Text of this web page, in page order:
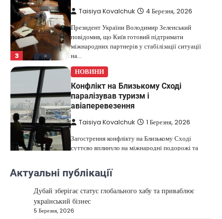
3
Taisiya Kovalchuk 4 Березня, 2026
Президент України Володимир Зеленський
повідомив, що Київ готовий підтримати
міжнародних партнерів у стабілізації ситуації
на…
НОВИНИ
Конфлікт на Близькому Сході
паралізував туризм і
авіаперевезення
Taisiya Kovalchuk 1 Березня, 2026
Загострення конфлікту на Близькому Сході
суттєво вплинуло на міжнародні подорожі та
НОВИНИ
США не відкидають можливість
удару по Ірану у разі провалу
переговорів
Актуальні публікації
Дубай зберігає статус глобального хабу та приваблює
український бізнес
5 Березня, 2026